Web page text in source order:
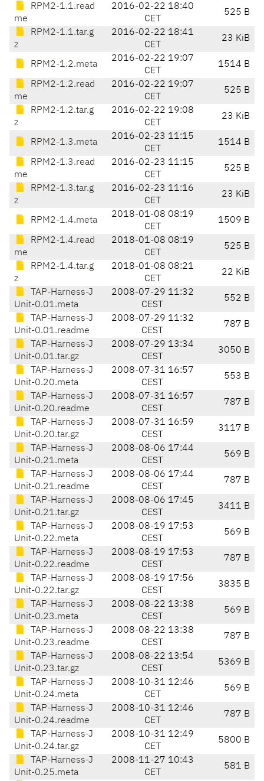
RPM2-1.1.read
me
2016-02-22 18:40
CET
525 B
RPM2-1.1.tar.g
z
2016-02-22 18:41
CET
23 KiB
RPM2-1.2.meta
2016-02-22 19:07
CET
1514 B
RPM2-1.2.read
me
2016-02-22 19:07
CET
525 B
RPM2-1.2.tar.g
z
2016-02-22 19:08
CET
23 KiB
RPM2-1.3.meta
2016-02-23 11:15
CET
1514 B
RPM2-1.3.read
me
2016-02-23 11:15
CET
525 B
RPM2-1.3.tar.g
z
2016-02-23 11:16
CET
23 KiB
RPM2-1.4.meta
2018-01-08 08:19
CET
1509 B
RPM2-1.4.read
me
2018-01-08 08:19
CET
525 B
RPM2-1.4.tar.g
z
2018-01-08 08:21
CET
22 KiB
TAP-Harness-J
Unit-0.01.meta
2008-07-29 11:32
CEST
552 B
TAP-Harness-J
Unit-0.01.readme
2008-07-29 11:32
CEST
787 B
TAP-Harness-J
Unit-0.01.tar.gz
2008-07-29 13:34
CEST
3050 B
TAP-Harness-J
Unit-0.20.meta
2008-07-31 16:57
CEST
553 B
TAP-Harness-J
Unit-0.20.readme
2008-07-31 16:57
CEST
787 B
TAP-Harness-J
Unit-0.20.tar.gz
2008-07-31 16:59
CEST
3117 B
TAP-Harness-J
Unit-0.21.meta
2008-08-06 17:44
CEST
569 B
TAP-Harness-J
Unit-0.21.readme
2008-08-06 17:44
CEST
787 B
TAP-Harness-J
Unit-0.21.tar.gz
2008-08-06 17:45
CEST
3411 B
TAP-Harness-J
Unit-0.22.meta
2008-08-19 17:53
CEST
569 B
TAP-Harness-J
Unit-0.22.readme
2008-08-19 17:53
CEST
787 B
TAP-Harness-J
Unit-0.22.tar.gz
2008-08-19 17:56
CEST
3835 B
TAP-Harness-J
Unit-0.23.meta
2008-08-22 13:38
CEST
569 B
TAP-Harness-J
Unit-0.23.readme
2008-08-22 13:38
CEST
787 B
TAP-Harness-J
Unit-0.23.tar.gz
2008-08-22 13:54
CEST
5369 B
TAP-Harness-J
Unit-0.24.meta
2008-10-31 12:46
CET
569 B
TAP-Harness-J
Unit-0.24.readme
2008-10-31 12:46
CET
787 B
TAP-Harness-J
Unit-0.24.tar.gz
2008-10-31 12:49
CET
5800 B
TAP-Harness-J
Unit-0.25.meta
2008-11-27 10:43
CET
581 B